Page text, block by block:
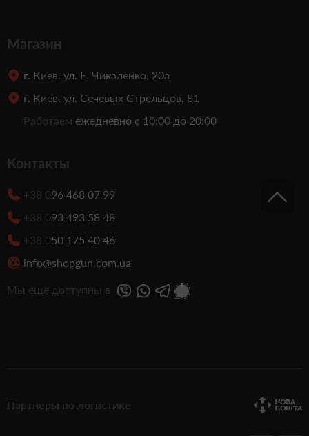
Магазин
г. Киев, ул. Е. Чикаленко, 20а
г. Киев, ул. Сечевых Стрельцов, 81
Работаем ежедневно с 10:00 до 20:00
Контакты
+38 096 468 07 99
+38 093 493 58 48
+38 050 175 40 46
info@shopgun.com.ua
Мы еще доступны в
Партнеры по логистике